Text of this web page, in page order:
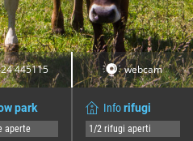
445115 webcam
park
aperte
Inforifugi
1/2 rifugi aperti